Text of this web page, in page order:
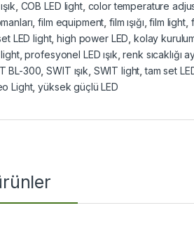
COB LED light, color temperature
,film equipment film ışığı ,film light,
LED light,high power LED kolay
,profesyonel LED ışık ,renk sıcaklığı
BL-300 ,SWIT ışık SWIT light ,tam set
Light,yüksek güçlü LED